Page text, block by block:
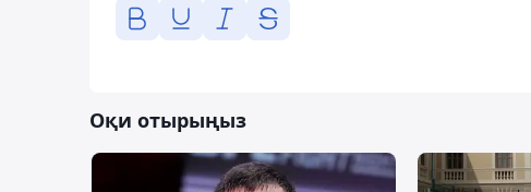
Оқи отырыңыз